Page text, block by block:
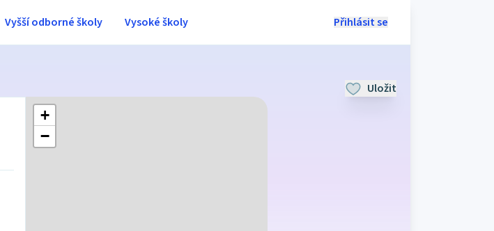
Přihlásit se
Vyšší odborné školy Vysoké školy
Uložit
+
−